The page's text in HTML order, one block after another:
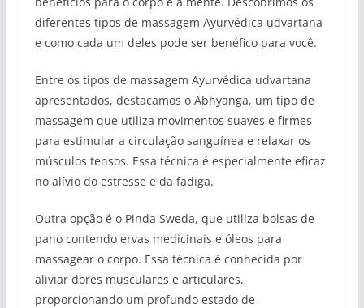
diferentes tipos de massagem Ayurvédica udvartana
e como cada um deles pode ser benéfico para você.
Entre os tipos de massagem Ayurvédica udvartana
apresentados, destacamos o Abhyanga, um tipo de
massagem que utiliza movimentos suaves e firmes
para estimular a circulação sanguínea e relaxar os
músculos tensos. Essa técnica é especialmente eficaz
no alívio do estresse e da fadiga.
Outra opção é o Pinda Sweda, que utiliza bolsas de
pano contendo ervas medicinais e óleos para
massagear o corpo. Essa técnica é conhecida por
aliviar dores musculares e articulares,
proporcionando um profundo estado de